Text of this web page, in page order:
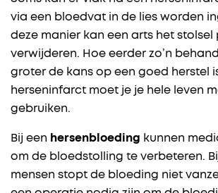
via een bloedvat in de lies worden
deze manier kan een arts het stolsel
verwijderen. Hoe eerder zo’n
groter de kans op een goed herstel
herseninfarct moet je je hele leven
gebruiken.
Bij een hersenbloeding kunnen
om de bloedstolling te verbeteren.
mensen stopt de bloeding niet